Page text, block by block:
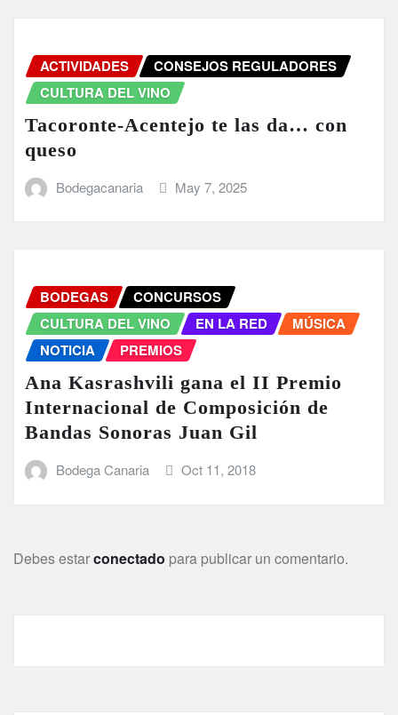
ACTIVIDADES
CONSEJOS REGULADORES
CULTURA DEL VINO
Tacoronte-Acentejo te las da… con
queso
Bodegacanaria May 7, 2025
BODEGAS
CONCURSOS
CULTURA DEL VINO
EN LA RED
MÚSICA
NOTICIA
PREMIOS
Ana Kasrashvili gana el II Premio
Internacional de Composición de
Bandas Sonoras Juan Gil
Bodega Canaria Oct 11, 2018
Debes estarconectado para publicar un comentario.